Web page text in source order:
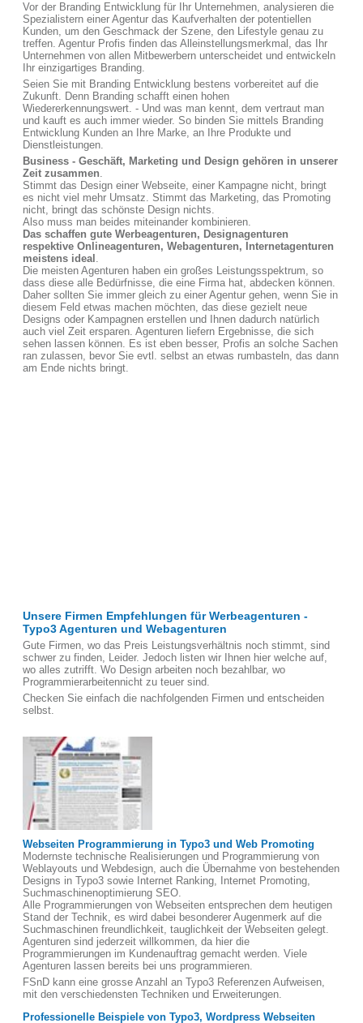
Vor der Branding Entwicklung für Ihr Unternehmen, analysieren die
Spezialistern einer Agentur das Kaufverhalten der potentiellen
Kunden, um den Geschmack der Szene, den Lifestyle genau zu
treffen. Agentur Profis finden das Alleinstellungsmerkmal, das Ihr
Unternehmen von allen Mitbewerbern unterscheidet und entwickeln
Ihr einzigartiges Branding.
Seien Sie mit Branding Entwicklung bestens vorbereitet auf die
Zukunft. Denn Branding schafft einen hohen
Wiedererkennungswert. - Und was man kennt, dem vertraut man
und kauft es auch immer wieder. So binden Sie mittels Branding
Entwicklung Kunden an Ihre Marke, an Ihre Produkte und
Dienstleistungen.
Business - Geschäft, Marketing und Design gehören in unserer
Zeit zusammen.
Stimmt das Design einer Webseite, einer Kampagne nicht, bringt
es nicht viel mehr Umsatz. Stimmt das Marketing, das Promoting
nicht, bringt das schönste Design nichts.
Also muss man beides miteinander kombinieren.
Das schaffen gute Werbeagenturen, Designagenturen
respektive Onlineagenturen, Webagenturen, Internetagenturen
meistens ideal .
Die meisten Agenturen haben ein großes Leistungsspektrum, so
dass diese alle Bedürfnisse, die eine Firma hat, abdecken können.
Daher sollten Sie immer gleich zu einer Agentur gehen, wenn Sie in
diesem Feld etwas machen möchten, das diese gezielt neue
Designs oder Kampagnen erstellen und Ihnen dadurch natürlich
auch viel Zeit ersparen. Agenturen liefern Ergebnisse, die sich
sehen lassen können. Es ist eben besser, Profis an solche Sachen
ran zulassen, bevor Sie evtl. selbst an etwas rumbasteln, das dann
am Ende nichts bringt.
Unsere Firmen Empfehlungen für Werbeagenturen -
Typo3 Agenturen und Webagenturen
Gute Firmen, wo das Preis Leistungsverhältnis noch stimmt, sind
schwer zu finden, Leider. Jedoch listen wir Ihnen hier welche auf,
wo alles zutrifft. Wo Design arbeiten noch bezahlbar, wo
Programmierarbeitennicht zu teuer sind.
Checken Sie einfach die nachfolgenden Firmen und entscheiden
selbst.
Webseiten Programmierung in Typo3 und Web Promoting
Modernste technische Realisierungen und Programmierung von
Weblayouts und Webdesign, auch die Übernahme von bestehenden
Designs in Typo3 sowie Internet Ranking, Internet Promoting,
Suchmaschinenoptimierung SEO.
Alle Programmierungen von Webseiten entsprechen dem heutigen
Stand der Technik, es wird dabei besonderer Augenmerk auf die
Suchmaschinen freundlichkeit, tauglichkeit der Webseiten gelegt.
Agenturen sind jederzeit willkommen, da hier die
Programmierungen im Kundenauftrag gemacht werden. Viele
Agenturen lassen bereits bei uns programmieren.
FSnD kann eine grosse Anzahl an Typo3 Referenzen Aufweisen,
mit den verschiedensten Techniken und Erweiterungen.
Professionelle Beispiele von Typo3, Wordpress Webseiten